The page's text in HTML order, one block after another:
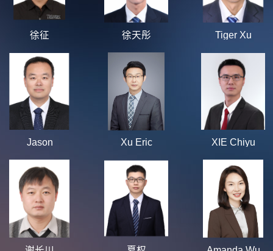
徐征 徐天彤 Tiger Xu
Jason Xu Eric XIE Chiyu